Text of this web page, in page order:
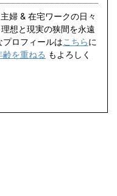
婦 & 在宅ワークの日々
想と現実の狭間を永遠
ロフィールはこちらに
齢を重ねる もよろしく